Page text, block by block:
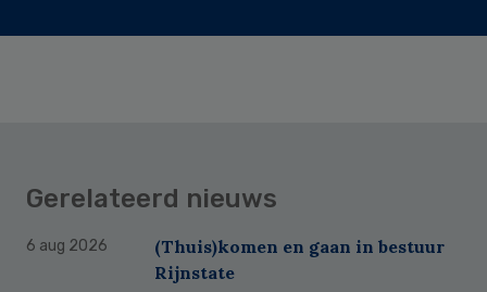
Gerelateerd nieuws
6 aug 2026
(Thuis)komen en gaan in bestuur
Rijnstate